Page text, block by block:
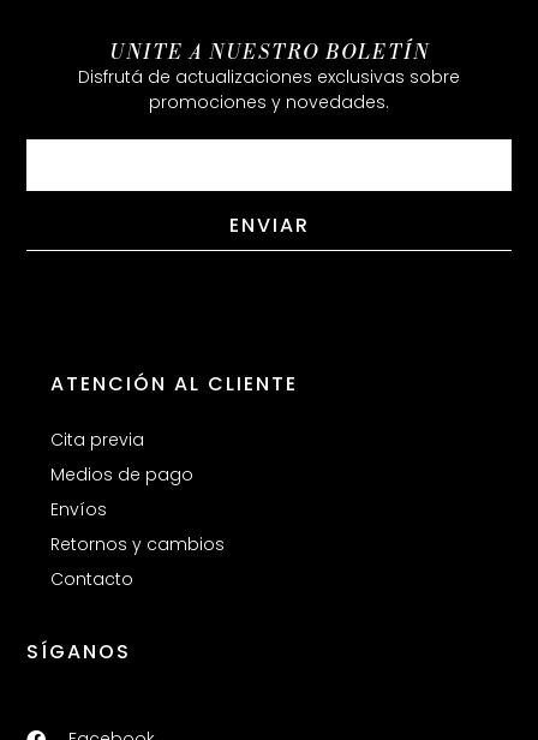
UNITE A NUESTRO BOLETÍN
Disfrutá de actualizaciones exclusivas sobre
promociones y novedades.
ENVIAR
ATENCIÓN AL CLIENTE
Cita previa
Medios de pago
Envíos
Retornos y cambios
Contacto
SÍGANOS